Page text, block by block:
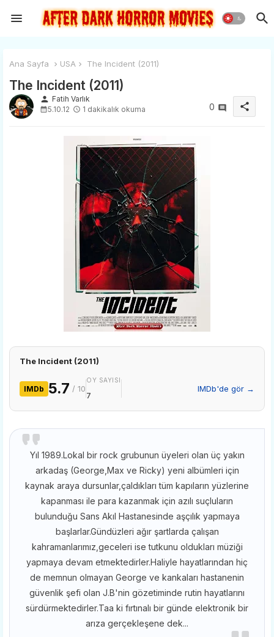
Ana Sayfa USA The Incident (2011)
The Incident (2011)
person Fatih Varlık
5.10.12
1 dakikalık okuma 0 share
The Incident (2011)
IMDb 5.7 / 10
OY SAYISI
7
IMDb'de gör →
Yıl 1989.Lokal bir rock grubunun üyeleri olan üç yakın
arkadaş (George,Max ve Ricky) yeni albümleri için
kaynak araya dursunlar,çaldıkları tüm kapıların yüzlerine
kapanması ile para kazanmak için azılı suçluların
bulunduğu Sans Akıl Hastanesinde aşçılık yapmaya
başlarlar.Gündüzleri ağır şartlarda çalışan
kahramanlarımız,geceleri ise tutkunu oldukları müziği
yapmaya devam etmektedirler.Haliyle hayatlarından hiç
de memnun olmayan George ve kankaları hastanenin
güvenlik şefi olan J.B'nin gözetiminde rutin hayatlarını
sürdürmektedirler.Taa ki fırtınalı bir günde elektronik bir
arıza gerçekleşene dek...